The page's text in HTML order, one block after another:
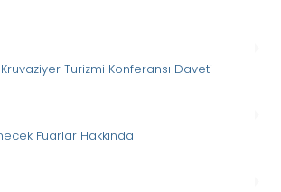
Turizmi Konferansı Daveti
Fuarlar Hakkında